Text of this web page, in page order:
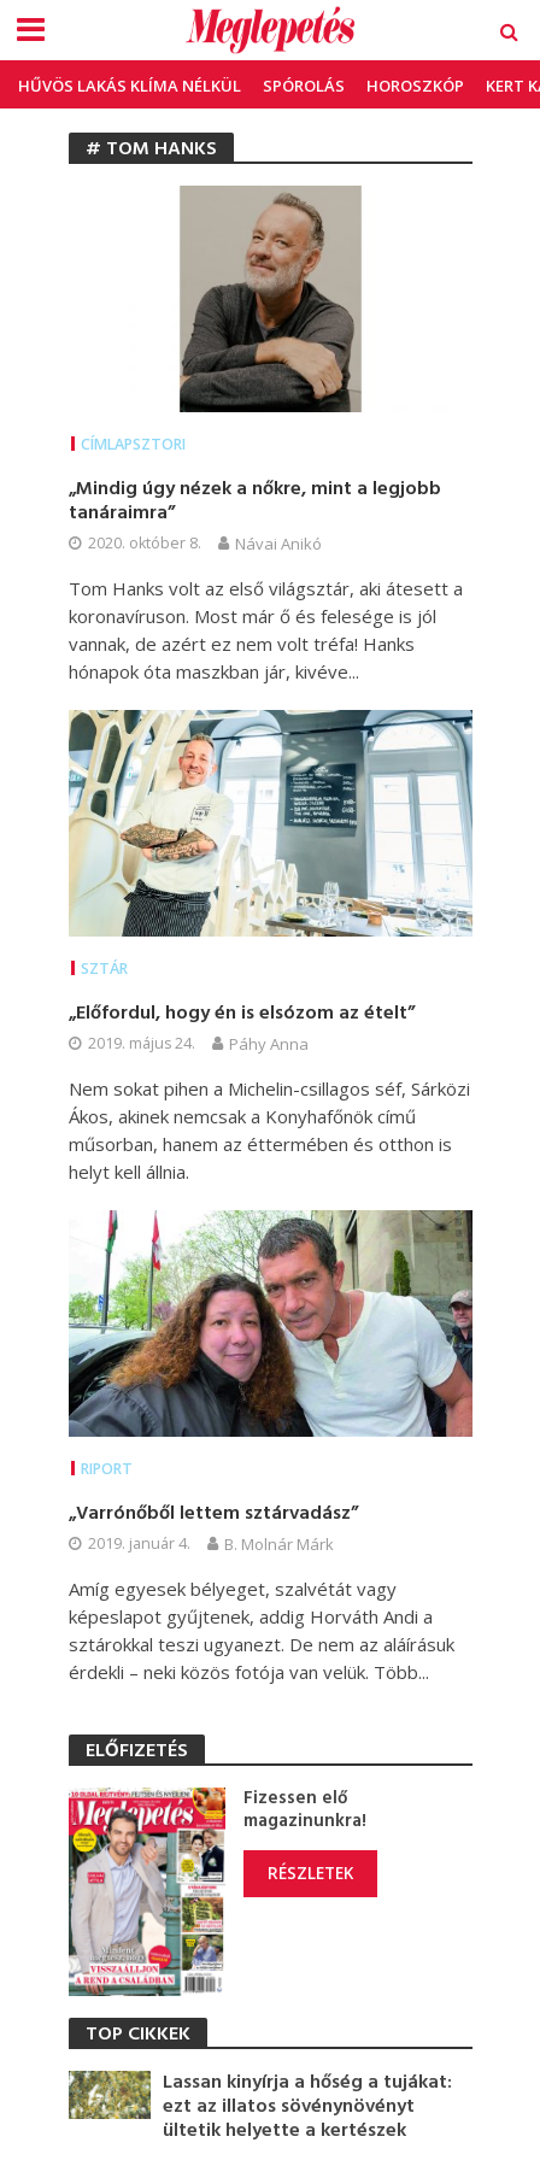
HŰVÖS LAKÁS KLÍMA NÉLKÜL SPÓROLÁS HOROSZKÓP KERT
# TOM HANKS
CÍMLAPSZTORI
„Mindig úgy nézek a nőkre, mint a legjobb
tanáraimra”
2020. október 8. Návai Anikó
Tom Hanks volt az első világsztár, aki átesett a
koronavíruson. Most már ő és felesége is jól
vannak, de azért ez nem volt tréfa! Hanks
hónapok óta maszkban jár, kivéve...
SZTÁR
„Előfordul, hogy én is elsózom az ételt”
2019. május 24. Páhy Anna
Nem sokat pihen a Michelin-csillagos séf, Sárközi
Ákos, akinek nemcsak a Konyhafőnök című
műsorban, hanem az éttermében és otthon is
helyt kell állnia.
RIPORT
„Varrónőből lettem sztárvadász”
2019. január 4. B. Molnár Márk
Amíg egyesek bélyeget, szalvétát vagy
képeslapot gyűjtenek, addig Horváth Andi a
sztárokkal teszi ugyanezt. De nem az aláírásuk
érdekli – neki közös fotója van velük. Több...
ELŐFIZETÉS
Fizessen elő
magazinunkra!
RÉSZLETEK
TOP CIKKEK
Lassan kinyírja a hőség a tujákat:
ezt az illatos sövénynövényt
ültetik helyette a kertészek